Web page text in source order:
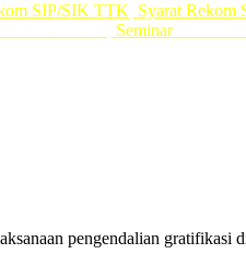
SIP/SIK TTK Syarat Rekom
pengendalian gratifikasi